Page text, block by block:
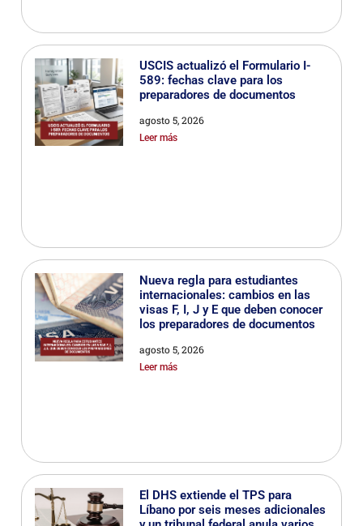
USCIS actualizó el Formulario I-
589: fechas clave para los
preparadores de documentos
agosto 5, 2026
Leer más
Nueva regla para estudiantes
internacionales: cambios en las
visas F, I, J y E que deben conocer
los preparadores de documentos
agosto 5, 2026
Leer más
El DHS extiende el TPS para
Líbano por seis meses adicionales